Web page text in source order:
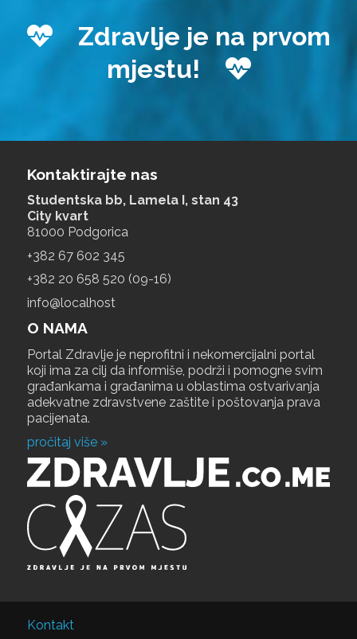
Zdravlje je na prvom
mjestu!
Kontaktirajte nas
Studentska bb, Lamela I, stan 43
City kvart
81000 Podgorica
+‎382 67 602 345
+‎382 20 658 520 (09-16)
info@localhost
O NAMA
Portal Zdravlje je neprofitni i nekomercijalni portal
koji ima za cilj da informiše, podrži i pomogne svim
građankama i građanima u oblastima ostvarivanja
adekvatne zdravstvene zaštite i poštovanja prava
pacijenata.
pročitaj više »
Kontakt